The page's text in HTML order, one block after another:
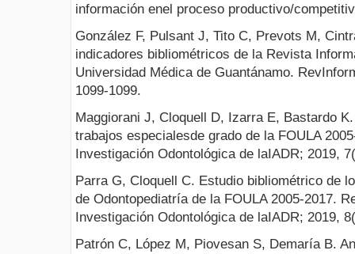
información enel proceso productivo/
González F, Pulsant J, Tito C, Prevots M,
indicadores bibliométricos de la Revista
Universidad Médica de Guantánamo.
1099-1099.
Maggiorani J, Cloquell D, Izarra E, Bastardo
trabajos especialesde grado de la FOULA
Investigación Odontológica de laIADR; 2019,
Parra G, Cloquell C. Estudio bibliométrico de
de Odontopediatría de la FOULA 2005-2017.
Investigación Odontológica de laIADR; 2019,
Patrón C, López M, Piovesan S, Demaría B.